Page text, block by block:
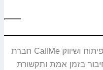
חברת CallMe נוסדה בשנת 2008 ומתמחה בפיתוח ושיווק
בזמן אמת ותקשורת